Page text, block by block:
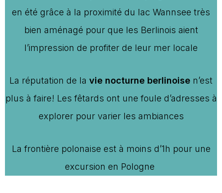
en été grâce à la proximité du lac Wannsee très
bien aménagé pour que les Berlinois aient
l’impression de profiter de leur mer locale
La réputation de la vie nocturne berlinoise n’est
plus à faire! Les fêtards ont une foule d’adresses à
explorer pour varier les ambiances
La frontière polonaise est à moins d’1h pour une
excursion en Pologne